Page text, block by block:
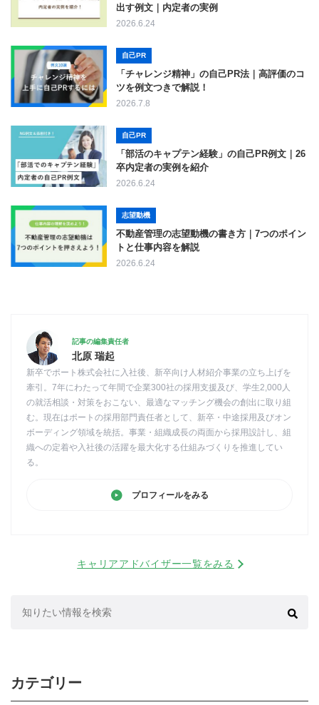
出す例文｜内定者の実例
2026.6.24
自己PR
「チャレンジ精神」の自己PR法｜高評価のコ
ツを例文つきで解説！
2026.7.8
自己PR
「部活のキャプテン経験」の自己PR例文｜26
卒内定者の実例を紹介
2026.6.24
志望動機
不動産管理の志望動機の書き方｜7つのポイン
トと仕事内容を解説
2026.6.24
記事の編集責任者
北原 瑞起
新卒でポート株式会社に入社後、新卒向け人材紹介事業の立ち上げを
牽引。7年にわたって年間で企業300社の採用支援及び、学生2,000人
の就活相談・対策をおこない、最適なマッチング機会の創出に取り組
む。現在はポートの採用部門責任者として、新卒・中途採用及びオン
ボーディング領域を統括。事業・組織成長の両面から採用設計し、組
織への定着や入社後の活躍を最大化する仕組みづくりを推進してい
る。
プロフィールをみる
キャリアアドバイザー一覧をみる
カテゴリー